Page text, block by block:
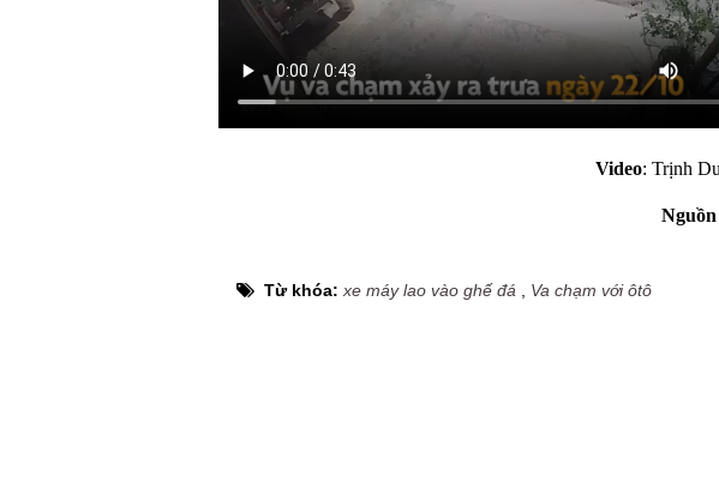
Video: Trịnh
Từ khóa: xe máy lao vào ghế đá Va chạm với ôtô